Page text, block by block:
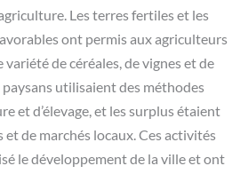
Les terres fertiles et les
ont permis aux agriculteurs
de céréales, de vignes et de
utilisaient des méthodes
et d’élevage, et les surplus étaient
et de marchés locaux. Ces activités
le développement de la ville et ont